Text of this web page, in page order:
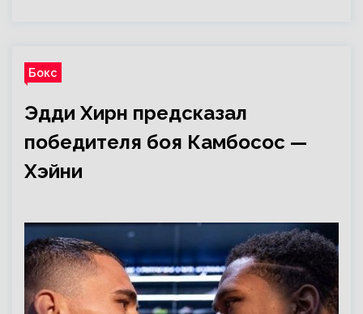
Бокс
Эдди Хирн предсказал
победителя боя Камбосос —
Хэйни